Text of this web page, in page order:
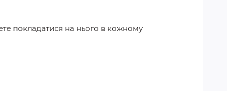
покладатися на нього в кожному